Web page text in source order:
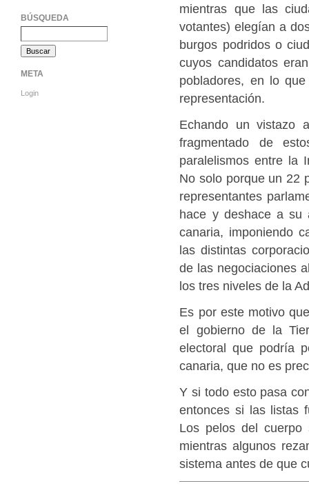
mientras que las
votantes) elegían a
burgos podridos o
cuyos candidatos
pobladores, en lo
representación.
Echando un vistazo
fragmentado de
paralelismos entre la
No solo porque un 22
representantes
hace y deshace a su
canaria, imponiendo
las distintas
de las negociaciones
los tres niveles de la
Es por este motivo
el gobierno de la
electoral que podría
canaria, que no es
Y si todo esto pasa
entonces si las listas
Los pelos del cuerpo
mientras algunos
sistema antes de que
BÚSQUEDA
META
Login